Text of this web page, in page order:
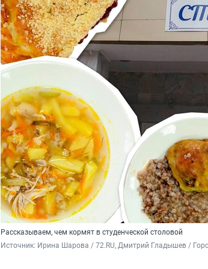
Рассказываем, чем кормят в студенческой столовой
Источник: Ирина Шарова / 72.RU, Дмитрий Гладышев /